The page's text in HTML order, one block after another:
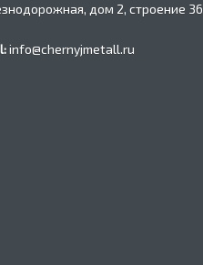
дом 2, строение 36
info@chernyjmetall.ru